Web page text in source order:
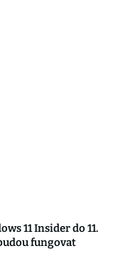
11 Insider do 11.
fungovat